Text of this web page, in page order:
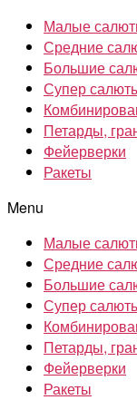
Малые
Средние
Большие
Супер
Петарды,
Фейерверки
Ракеты
Menu
Малые
Средние
Большие
Супер
Петарды,
Фейерверки
Ракеты